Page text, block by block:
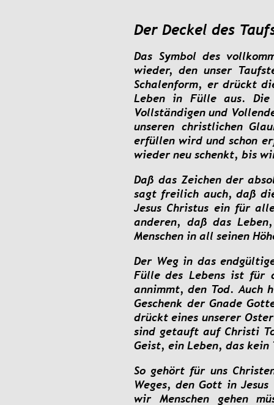
Der Deckel des
Das Symbol des
wieder, den unser
Schalenform, er drückt
Leben in Fülle aus.
Die
Vollständigen und
unseren christlichen
erfüllen wird und schon
wieder neu schenkt, bis
Daß das Zeichen der
sagt freilich auch, daß
Jesus Christus ein für
anderen, daß das Leben,
Menschen in all seinen
Der Weg in das
Fülle des Lebens ist für
annimmt, den Tod. Auch
Geschenk der Gnade
drückt eines unserer
sind getauft auf Christi
Geist, ein Leben, das
So gehört für uns
Weges, den Gott in Jesus
wir
Menschen gehen